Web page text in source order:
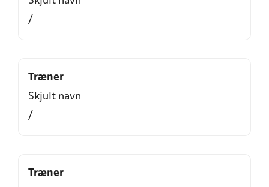
/
Træner
Skjult navn
/
Træner